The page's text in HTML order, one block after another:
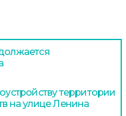
территории
на улице Ленина